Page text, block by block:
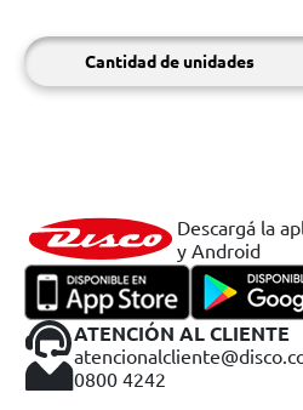
Cantidad de unidades
Descargá la
y Android
ATENCIÓN AL CLIENTE
0800 4242